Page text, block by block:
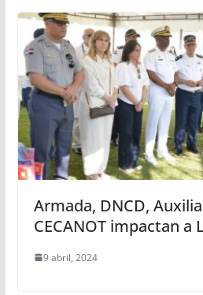
Armada, DNCD,
CECANOT impactan a
9 abril, 2024